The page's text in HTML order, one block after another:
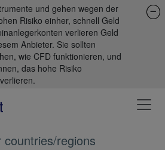
und gehen wegen der
Risiko einher, schnell Geld
verlieren Geld
Anbieter. Sie sollten
wie CFD funktionieren, und
das hohe Risiko
regions